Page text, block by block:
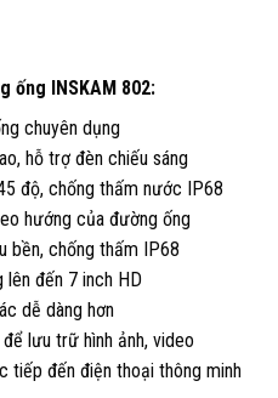
ống INSKAM 802:
chuyên dụng
hỗ trợ đèn chiếu sáng
độ, chống thấm nước IP68
hướng của đường ống
bền, chống thấm IP68
lên đến 7 inch HD
dễ dàng hơn
lưu trữ hình ảnh, video
tiếp đến điện thoại thông minh